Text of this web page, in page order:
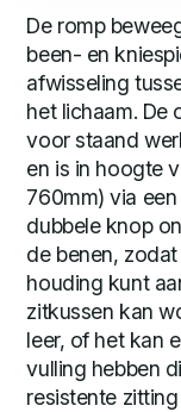
De romp
been- en
afwisseling
het lichaam. De
voor staand
en is in hoogte
760mm) via
dubbele knop
de benen,
houding kunt
zitkussen kan
leer, of het kan
vulling hebben
resistente